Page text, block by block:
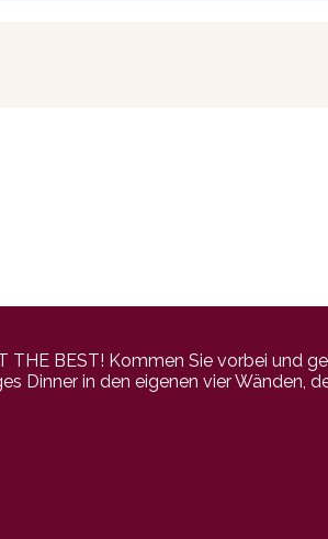
THE BEST! Kommen Sie vorbei und
Dinner in den eigenen vier